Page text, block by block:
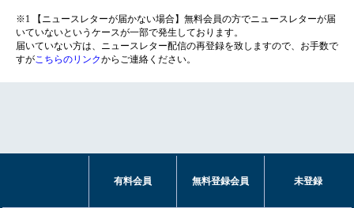
※1 【ニュースレターが届かない場合】無料会員の方でニュースレターが届
いていないというケースが一部で発生しております。
届いていない方は、ニュースレター配信の再登録を致しますので、お手数で
すがこちらのリンクからご連絡ください。
有料会員 無料登録会員 未登録